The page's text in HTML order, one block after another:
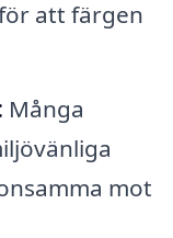
att färgen
Många
mot